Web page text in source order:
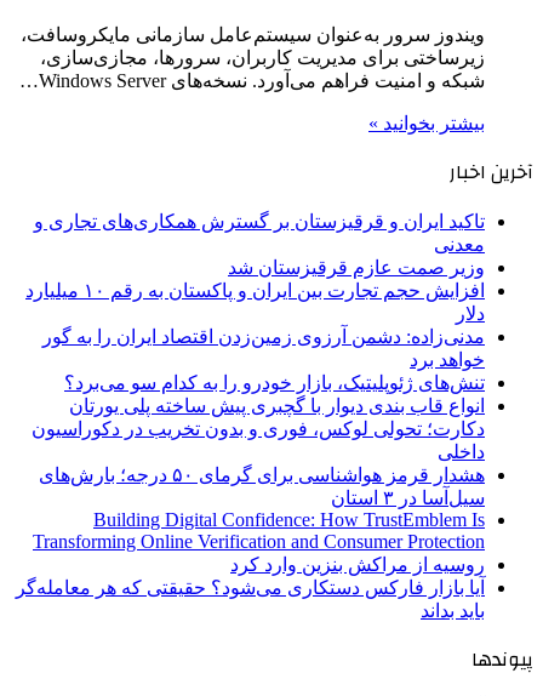
ویندوز سرور به‌عنوان سیستم‌عامل سازمانی مایکروسافت،
زیرساختی برای مدیریت کاربران، سرورها، مجازی‌سازی،
شبکه و امنیت فراهم می‌آورد. نسخه‌های Windows Server…
بیشتر بخوانید »
آخرین اخبار
تاکید ایران و قرقیزستان بر گسترش همکاری‌های تجاری و
معدنی
وزیر صمت عازم قرقیزستان شد
افزایش حجم تجارت بین ایران و پاکستان به رقم ۱۰ میلیارد
دلار
مدنی‌زاده: دشمن آرزوی زمین‌زدن اقتصاد ایران را به گور
خواهد برد
تنش‌های ژئوپلیتیک، بازار خودرو را به کدام سو می‌برد؟
انواع قاب بندی دیوار با گچبری پیش ساخته پلی یورتان
دکارت؛ تحولی لوکس، فوری و بدون تخریب در دکوراسیون
داخلی
هشدار قرمز هواشناسی برای گرمای ۵۰ درجه؛ بارش‌های
سیل‌آسا در ۳ استان
Building Digital Confidence: How TrustEmblem Is
Transforming Online Verification and Consumer Protection
روسیه از مراکش بنزین وارد کرد
آیا بازار فارکس دستکاری می‌شود؟ حقیقتی که هر معامله‌گر
باید بداند
پیوندها